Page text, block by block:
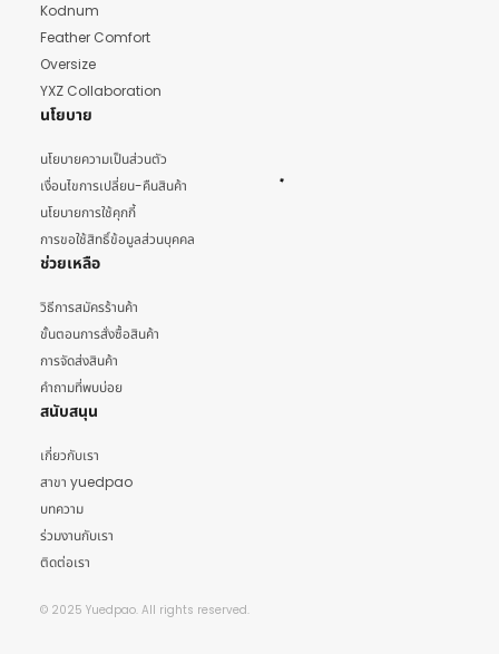
Kodnum
Feather Comfort
Oversize
YXZ Collaboration
นโยบาย
นโยบายความเป็นส่วนตัว
เงื่อนไขการเปลี่ยน-คืนสินค้า
นโยบายการใช้คุกกี้
การขอใช้สิทธิ์ข้อมูลส่วนบุคคล
ช่วยเหลือ
วิธีการสมัครร้านค้า
ขั้นตอนการสั่งซื้อสินค้า
การจัดส่งสินค้า
คำถามที่พบบ่อย
สนับสนุน
เกี่ยวกับเรา
สาขา yuedpao
บทความ
ร่วมงานกับเรา
ติดต่อเรา
© 2025 Yuedpao. All rights reserved.